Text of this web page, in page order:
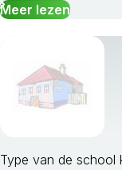
Meer lezen
Type van de school